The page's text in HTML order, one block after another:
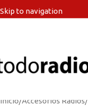
Skip to navigation
Inicio Accesorios Radios